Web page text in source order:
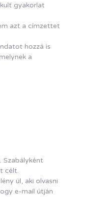
gyakorlat
azt a címzettet
hozzá is
a
Szabályként
célt.
ül, aki olvasni
e-mail útján